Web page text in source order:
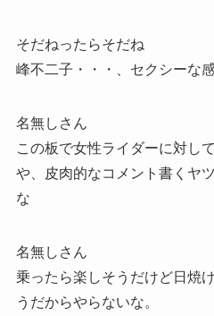
そだねったらそだね
峰不二子・・・、セクシーな
名無しさん
この板で女性ライダーに対し
や、皮肉的なコメント書くヤ
な
名無しさん
乗ったら楽しそうだけど日焼
うだからやらないな。